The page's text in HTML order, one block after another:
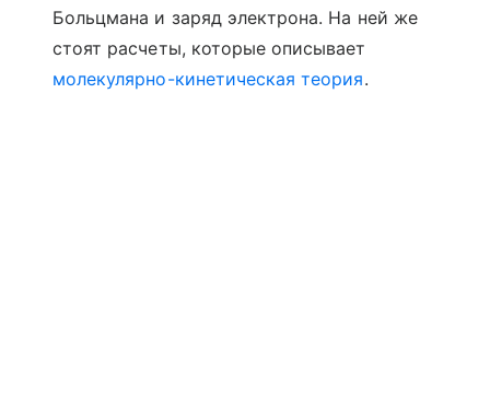
Больцмана и заряд электрона. На ней же
стоят расчеты, которые описывает
молекулярно-кинетическая теория.